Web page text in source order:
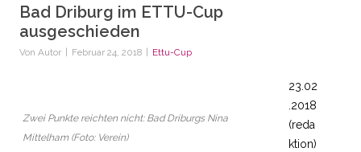
Bad Driburg im ETTU-Cup
ausgeschieden
Von Autor Februar 24, 2018 Ettu-Cup
Zwei Punkte reichten nicht: Bad Driburgs Nina
Mittelham (Foto: Verein)
23.02
.2018
(reda
ktion)